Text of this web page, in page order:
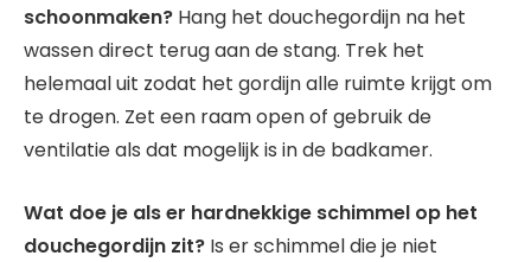
schoonmaken? Hang het douchegordijn na het
wassen direct terug aan de stang. Trek het
helemaal uit zodat het gordijn alle ruimte krijgt om
te drogen. Zet een raam open of gebruik de
ventilatie als dat mogelijk is in de badkamer.
Wat doe je als er hardnekkige schimmel op het
douchegordijn zit? Is er schimmel die je niet